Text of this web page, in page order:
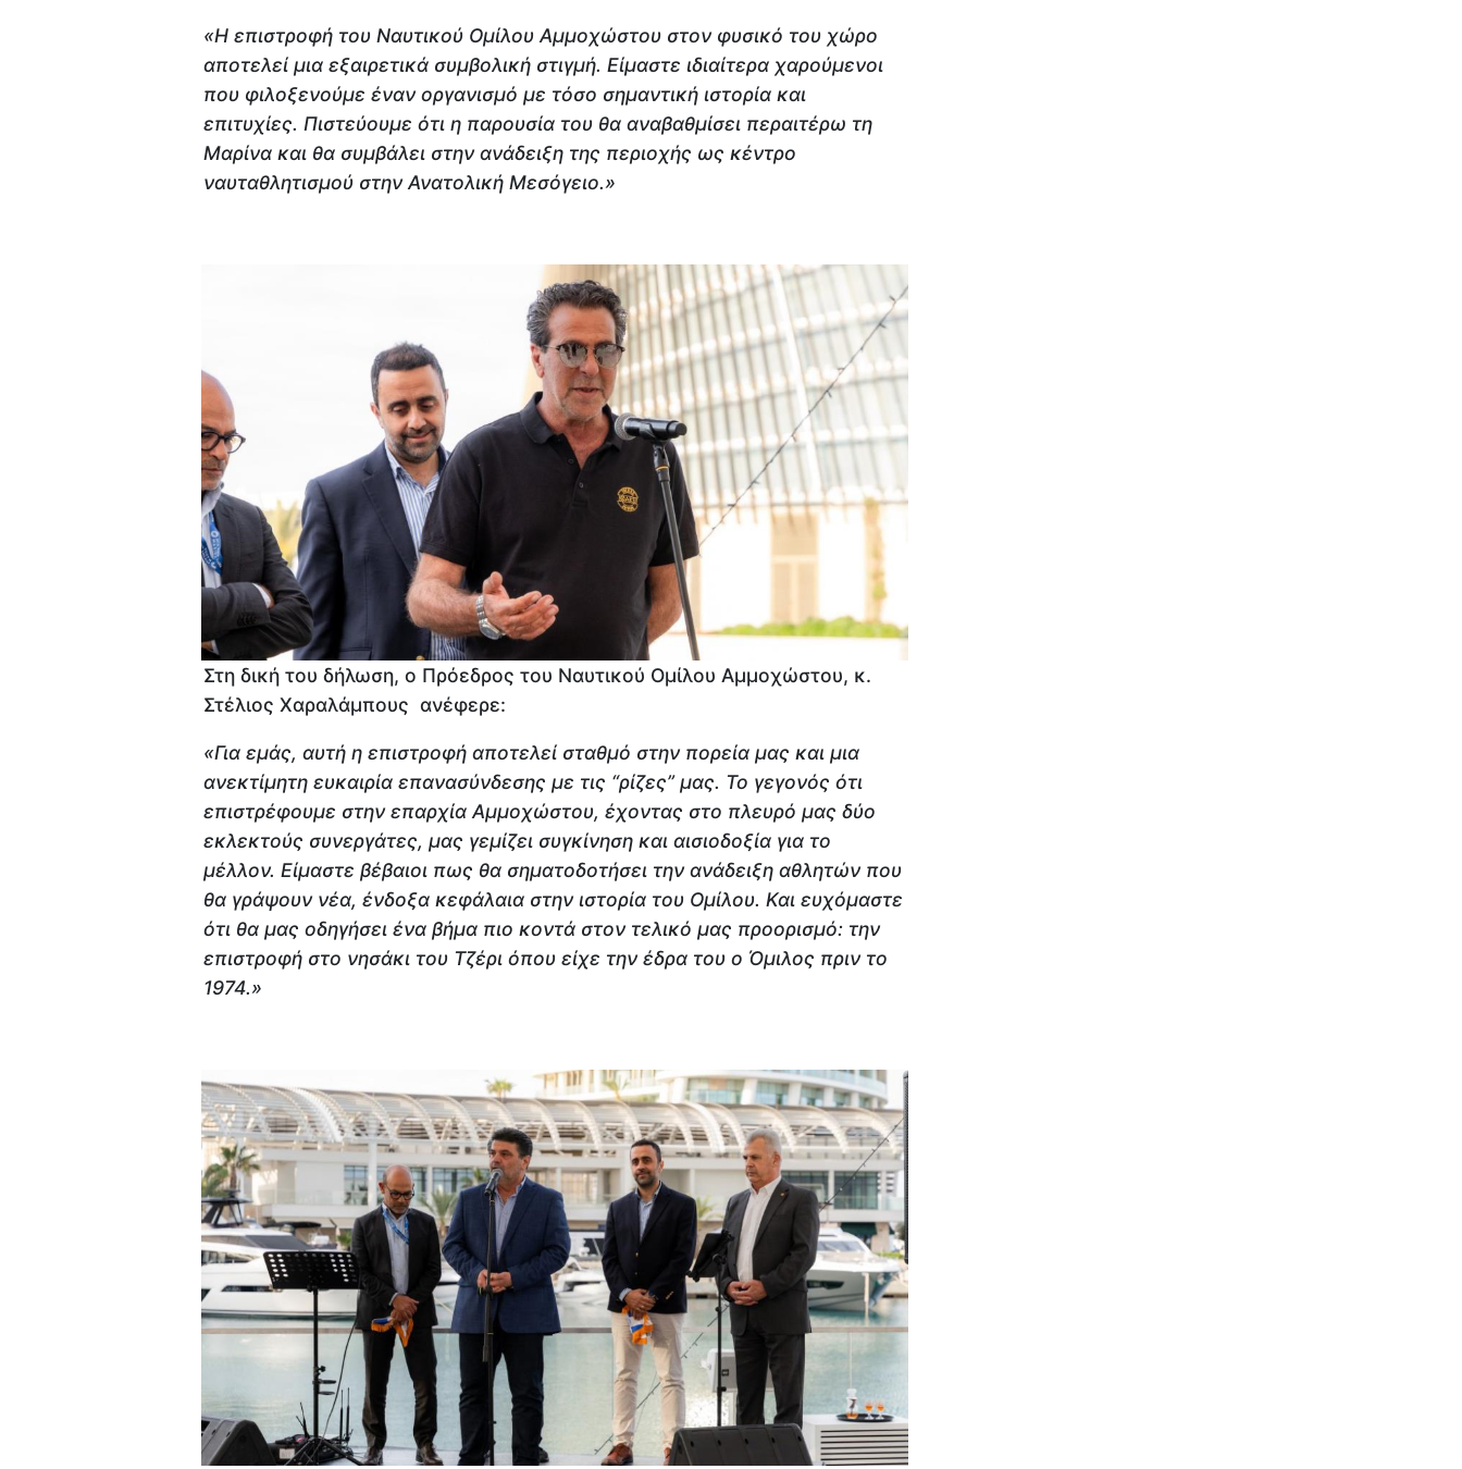
«Η επιστροφή του Ναυτικού Ομίλου Αμμοχώστου στον φυσικό του χώρο
αποτελεί μια εξαιρετικά συμβολική στιγμή. Είμαστε ιδιαίτερα χαρούμενοι
που φιλοξενούμε έναν οργανισμό με τόσο σημαντική ιστορία και
επιτυχίες. Πιστεύουμε ότι η παρουσία του θα αναβαθμίσει περαιτέρω τη
Μαρίνα και θα συμβάλει στην ανάδειξη της περιοχής ως κέντρο
ναυταθλητισμού στην Ανατολική Μεσόγειο.»
Στη δική του δήλωση, ο Πρόεδρος του Ναυτικού Ομίλου Αμμοχώστου, κ.
Στέλιος Χαραλάμπους ανέφερε:
«Για εμάς, αυτή η επιστροφή αποτελεί σταθμό στην πορεία μας και μια
ανεκτίμητη ευκαιρία επανασύνδεσης με τις “ρίζες” μας. Το γεγονός ότι
επιστρέφουμε στην επαρχία Αμμοχώστου, έχοντας στο πλευρό μας δύο
εκλεκτούς συνεργάτες, μας γεμίζει συγκίνηση και αισιοδοξία για το
μέλλον. Είμαστε βέβαιοι πως θα σηματοδοτήσει την ανάδειξη αθλητών που
θα γράψουν νέα, ένδοξα κεφάλαια στην ιστορία του Ομίλου. Και ευχόμαστε
ότι θα μας οδηγήσει ένα βήμα πιο κοντά στον τελικό μας προορισμό: την
επιστροφή στο νησάκι του Τζέρι όπου είχε την έδρα του ο Όμιλος πριν το
1974.»